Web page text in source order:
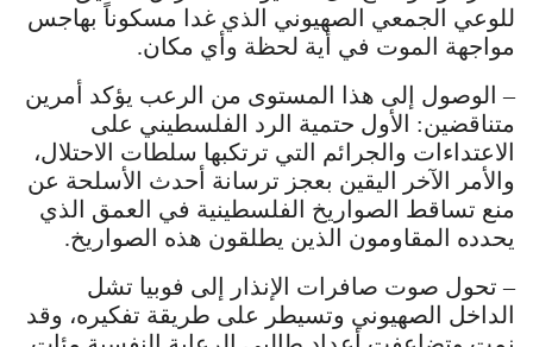
للوعي الجمعي الصهيوني الذي غدا مسكوناً بهاجس
مواجهة الموت في أية لحظة وأي مكان.
– الوصول إلى هذا المستوى من الرعب يؤكد أمرين
متناقضين: الأول حتمية الرد الفلسطيني على
الاعتداءات والجرائم التي ترتكبها سلطات الاحتلال،
والأمر الآخر اليقين بعجز ترسانة أحدث الأسلحة عن
منع تساقط الصواريخ الفلسطينية في العمق الذي
يحدده المقاومون الذين يطلقون هذه الصواريخ.
– تحول صوت صافرات الإنذار إلى فوبيا تشل
الداخل الصهيوني وتسيطر على طريقة تفكيره، وقد